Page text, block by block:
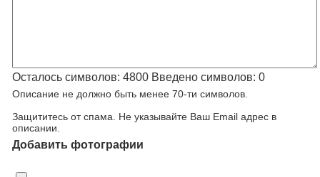
Осталось символов: 4800 Введено символов: 0
Описание не должно быть менее 70-ти символов.
Защититесь от спама. Не указывайте Ваш Email адрес в
описании.
Добавить фотографии